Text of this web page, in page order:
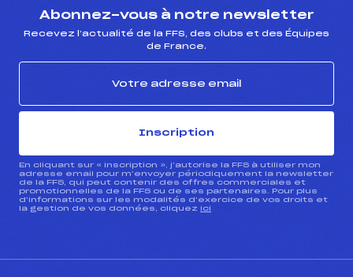
Abonnez-vous à notre newsletter
Recevez l’actualité de la FFS, des clubs et des Équipes
de France.
Inscription
En cliquant sur « inscription », j’autorise la FFS à utiliser mon
adresse email pour m’envoyer périodiquement la newsletter
de la FFS, qui peut contenir des offres commerciales et
promotionnelles de la FFS ou de ses partenaires. Pour plus
d’informations sur les modalités d’exercice de vos droits et
la gestion de vos données, cliquez ici